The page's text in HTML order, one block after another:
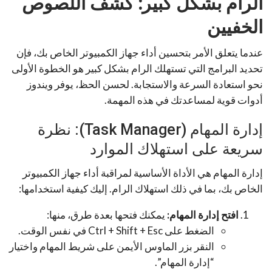
الخفيين
عندما يتعلق الأمر بتحسين أداء جهاز الكمبيوتر الخاص بك، فإن
تحديد البرامج التي تستهلك الرام بشكل كبير هو الخطوة الأولى
نحو استعادة السرعة والاستجابة. لحسن الحظ، يوفر ويندوز
أدوات قوية لمساعدتك في هذه المهمة.
إدارة المهام (Task Manager): نظرة
سريعة على استهلاك الموارد
إدارة المهام هي الأداة الأساسية لمراقبة أداء جهاز الكمبيوتر
الخاص بك، بما في ذلك استهلاك الرام. إليك كيفية استخدامها:
افتح إدارة المهام: يمكنك فتحها بعدة طرق، منها:
الضغط على Ctrl + Shift + Esc في نفس الوقت.
النقر بزر الماوس الأيمن على شريط المهام واختيار
“إدارة المهام”.